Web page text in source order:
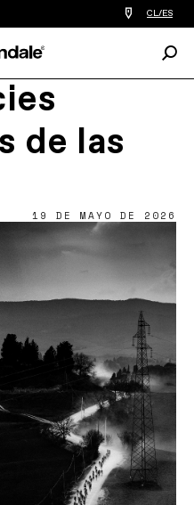
Encontrar
tiedas
bicicletas
de
CL/ES
de las
19 DE MAYO DE 2026